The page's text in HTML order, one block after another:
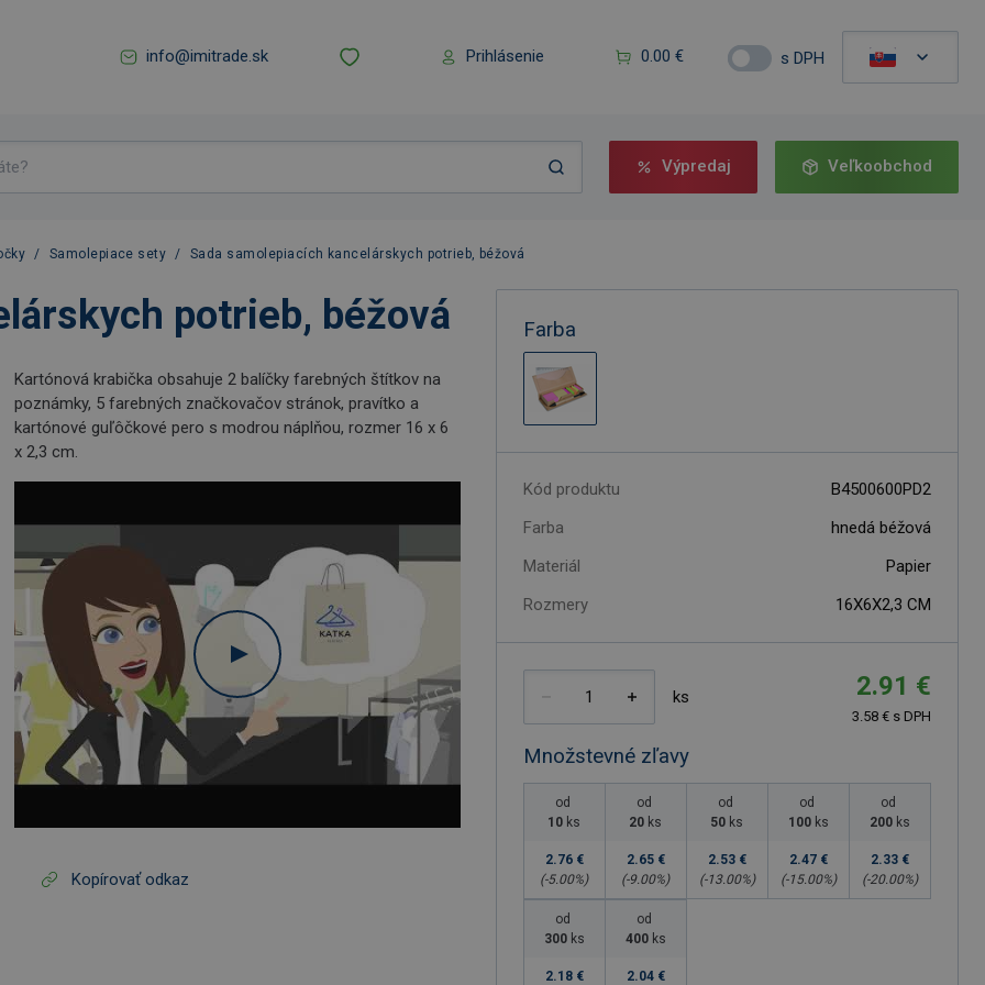
info@imitrade.sk Prihlásenie 0.00 € s DPH
Výpredaj Veľkoobchod
/ Samolepiace sety / Sada samolepiacích kancelárskych potrieb, béžová
potrieb, béžová
Kartónová krabička obsahuje 2 balíčky farebných štítkov na
poznámky, 5 farebných značkovačov stránok, pravítko a
kartónové guľôčkové pero s modrou náplňou, rozmer 16 x 6
x 2,3 cm.
Kopírovať odkaz
Farba
Kód produktu
B4500600PD2
Farba
hnedá béžová
Materiál
Papier
Rozmery
16X6X2,3 CM
ks 2.91 €
3.58 € s DPH
Množstevné zľavy
od
10 ks
2.76 €
(-5.00%)
od
20 ks
2.65 €
(-9.00%)
od
50 ks
2.53 €
(-13.00%)
od
100 ks
2.47 €
(-15.00%)
od
200 ks
2.33 €
(-20.00%)
od
300 ks
2.18 €
od
400 ks
2.04 €